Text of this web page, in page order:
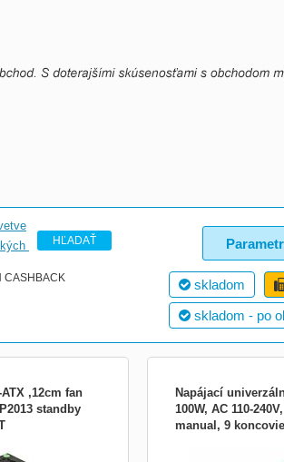
skladom
skladom - po
HĽADAŤ
CASHBACK
,12cm fan
standby
with a 120 mm fan
Napájací
100W, AC 110-
manual, 9